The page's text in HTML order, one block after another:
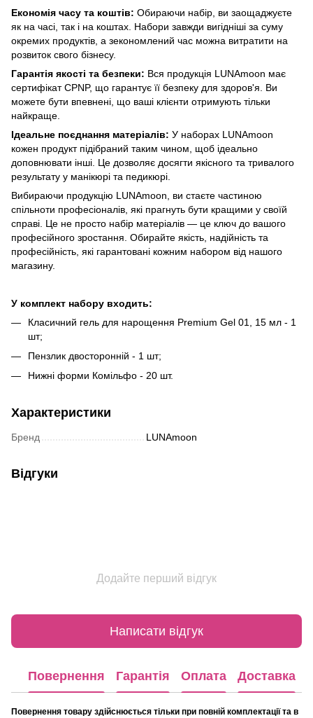
Економія часу та коштів: Обираючи набір, ви заощаджуєте
як на часі, так і на коштах. Набори завжди вигідніші за суму
окремих продуктів, а зекономлений час можна витратити на
розвиток свого бізнесу.
Гарантія якості та безпеки: Вся продукція LUNAmoon має
сертифікат CPNP, що гарантує її безпеку для здоров'я. Ви
можете бути впевнені, що ваші клієнти отримують тільки
найкраще.
Ідеальне поєднання матеріалів: У наборах LUNAmoon
кожен продукт підібраний таким чином, щоб ідеально
доповнювати інші. Це дозволяє досягти якісного та тривалого
результату у манікюрі та педикюрі.
Вибираючи продукцію LUNAmoon, ви стаєте частиною
спільноти професіоналів, які прагнуть бути кращими у своїй
справі. Це не просто набір матеріалів — це ключ до вашого
професійного зростання. Обирайте якість, надійність та
професійність, які гарантовані кожним набором від нашого
магазину.
У комплект набору входить:
Класичний гель для нарощення Premium Gel 01, 15 мл - 1
шт;
Пензлик двосторонній - 1 шт;
Нижні форми Комільфо - 20 шт.
Характеристики
Бренд LUNAmoon
Відгуки
Додайте перший відгук
Написати відгук
Повернення Гарантія Оплата Доставка
Повернення товару здійснюється тільки при повній комплектації та в